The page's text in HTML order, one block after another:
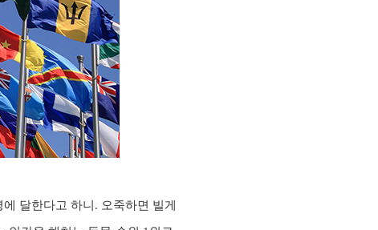
달한다고 하니. 오죽하면 빌게